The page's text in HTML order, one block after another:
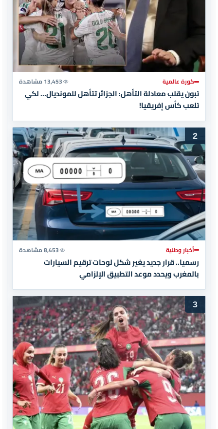
كورة عالمية 13,453 مشاهدة
تبون يقلب معادلة التأهل: الجزائر تتأهل للمونديال… لكي
تلعب كأس إفريقيا!
2
أخبار وطنية 8,453 مشاهدة
رسميا.. قرار جديد يغير شكل لوحات ترقيم السيارات
بالمغرب ويحدد موعد التطبيق الإلزامي
3